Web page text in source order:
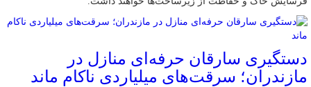
دستگیری سارقان حرفه‌ای منازل در
مازندران؛ سرقت‌های میلیاردی ناکام ماند